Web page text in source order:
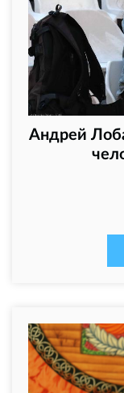
Андрей